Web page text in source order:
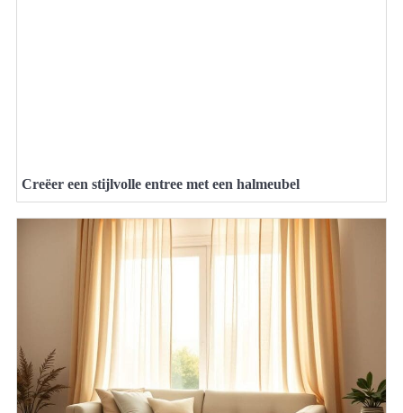
Creëer een stijlvolle entree met een halmeubel